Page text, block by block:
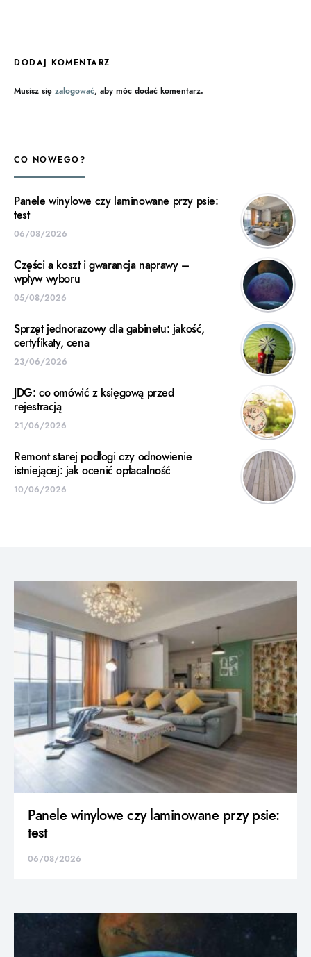
DODAJ KOMENTARZ
Musisz się zalogować, aby móc dodać komentarz.
CO NOWEGO?
Panele winylowe czy laminowane przy psie:
test
06/08/2026
Części a koszt i gwarancja naprawy –
wpływ wyboru
05/08/2026
Sprzęt jednorazowy dla gabinetu: jakość,
certyfikaty, cena
23/06/2026
JDG: co omówić z księgową przed
rejestracją
21/06/2026
Remont starej podłogi czy odnowienie
istniejącej: jak ocenić opłacalność
10/06/2026
Panele winylowe czy laminowane przy psie:
test
06/08/2026